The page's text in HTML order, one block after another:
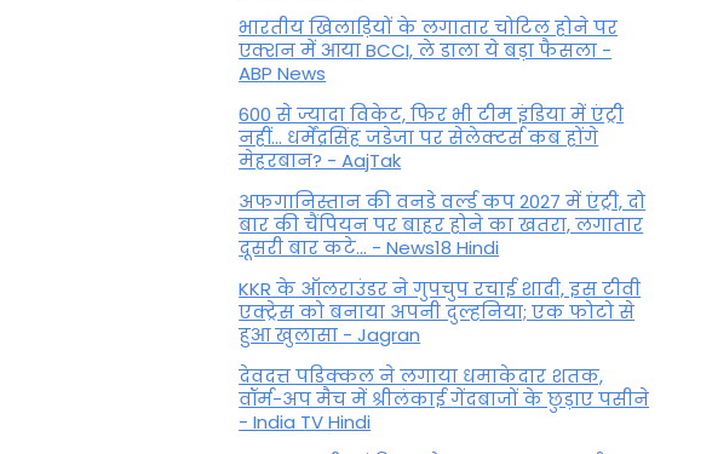
भारतीय खिलाड़ियों के लगातार चोटिल होने पर
एक्शन में आया BCCI, ले डाला ये बड़ा फैसला -
ABP News
600 से ज्यादा विकेट, फिर भी टीम इंडिया में एंट्री
नहीं... धर्मेंद्रसिंह जडेजा पर सेलेक्टर्स कब होंगे
मेहरबान? - AajTak
अफगानिस्तान की वनडे वर्ल्ड कप 2027 में एंट्री, दो
बार की चैंपियन पर बाहर होने का खतरा, लगातार
दूसरी बार कटे... - News18 Hindi
KKR के ऑलराउंडर ने गुपचुप रचाई शादी, इस टीवी
एक्ट्रेस को बनाया अपनी दुल्हनिया; एक फोटो से
हुआ खुलासा - Jagran
देवदत्त पडिक्कल ने लगाया धमाकेदार शतक,
वॉर्म-अप मैच में श्रीलंकाई गेंदबाजों के छुड़ाए पसीने
- India TV Hindi